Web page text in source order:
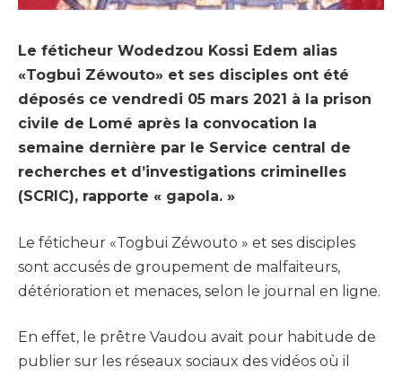
Le féticheur Wodedzou Kossi Edem alias
«Togbui Zéwouto» et ses disciples ont été
déposés ce vendredi 05 mars 2021 à la prison
civile de Lomé après la convocation la
semaine dernière par le Service central de
recherches et d’investigations criminelles
(SCRIC), rapporte « gapola. »
Le féticheur «Togbui Zéwouto » et ses disciples
sont accusés de groupement de malfaiteurs,
détérioration et menaces, selon le journal en ligne.
En effet, le prêtre Vaudou avait pour habitude de
publier sur les réseaux sociaux des vidéos où il